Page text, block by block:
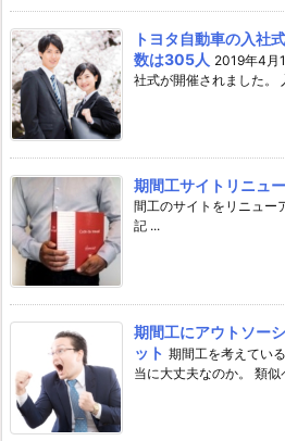
トヨタ自動車の入社
数は305人 2019年4月
社式が開催されました。
期間工サイトリニュ
間工のサイトをリニュー
記 ...
期間工にアウトソー
ット 期間工を考えてい
当に大丈夫なのか。 類似